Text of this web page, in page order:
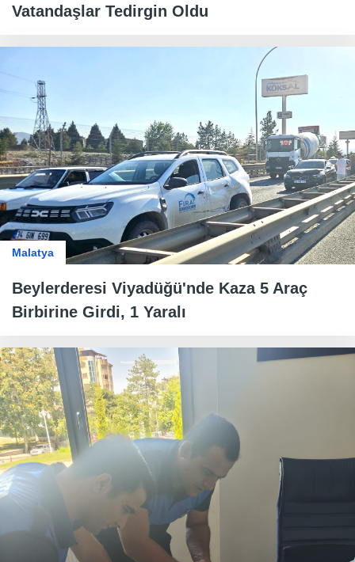
Vatandaşlar Tedirgin Oldu
Malatya
Beylerderesi Viyadüğü'nde Kaza 5 Araç
Birbirine Girdi, 1 Yaralı